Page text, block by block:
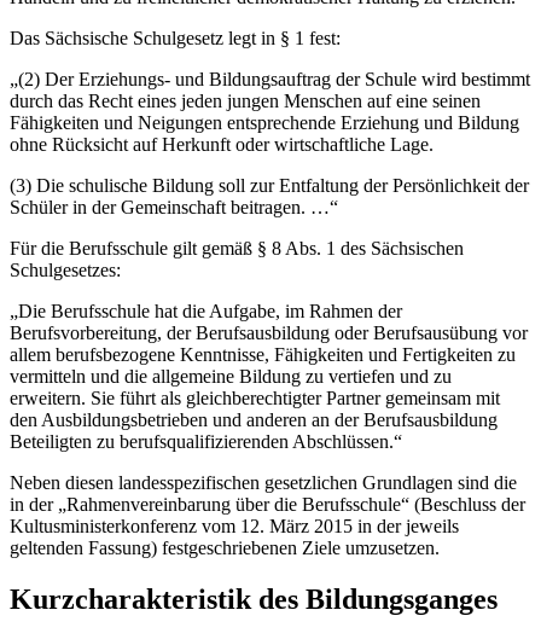
Das Sächsische Schulgesetz legt in § 1 fest:
„(2) Der Erziehungs- und Bildungsauftrag der Schule wird bestimmt
durch das Recht eines jeden jungen Menschen auf eine seinen
Fähigkeiten und Neigungen entsprechende Erziehung und Bildung
ohne Rücksicht auf Herkunft oder wirtschaftliche Lage.
(3) Die schulische Bildung soll zur Entfaltung der Persönlichkeit der
Schüler in der Gemeinschaft beitragen. …“
Für die Berufsschule gilt gemäß § 8 Abs. 1 des Sächsischen
Schulgesetzes:
„Die Berufsschule hat die Aufgabe, im Rahmen der
Berufsvorbereitung, der Berufsausbildung oder Berufsausübung vor
allem berufsbezogene Kenntnisse, Fähigkeiten und Fertigkeiten zu
vermitteln und die allgemeine Bildung zu vertiefen und zu
erweitern. Sie führt als gleichberechtigter Partner gemeinsam mit
den Ausbildungsbetrieben und anderen an der Berufsausbildung
Beteiligten zu berufsqualifizierenden Abschlüssen.“
Neben diesen landesspezifischen gesetzlichen Grundlagen sind die
in der „Rahmenvereinbarung über die Berufsschule“ (Beschluss der
Kultusministerkonferenz vom 12. März 2015 in der jeweils
geltenden Fassung) festgeschriebenen Ziele umzusetzen.
Kurzcharakteristik des Bildungsganges